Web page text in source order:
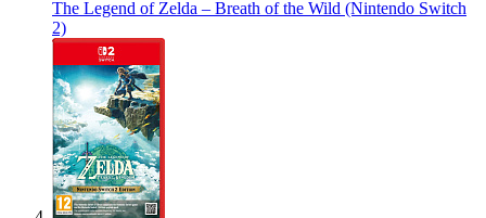
The Legend of Zelda – Breath of the Wild (Nintendo Switch
2)